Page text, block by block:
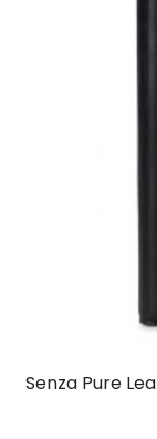
Senza Pure